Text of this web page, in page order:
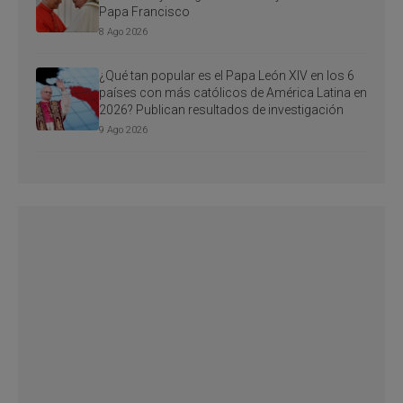
Papa Francisco
8 Ago 2026
¿Qué tan popular es el Papa León XIV en los 6
países con más católicos de América Latina en
2026? Publican resultados de investigación
9 Ago 2026